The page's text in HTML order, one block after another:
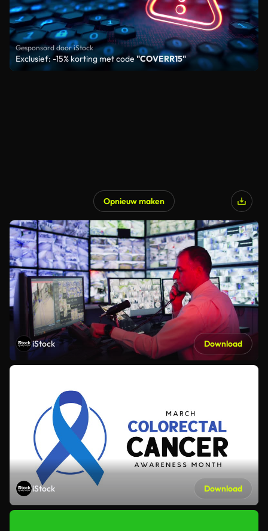
Gesponsord door iStock
Exclusief: -15% korting met code "COVERR15"
Opnieuw maken
iStock Download
iStock Download